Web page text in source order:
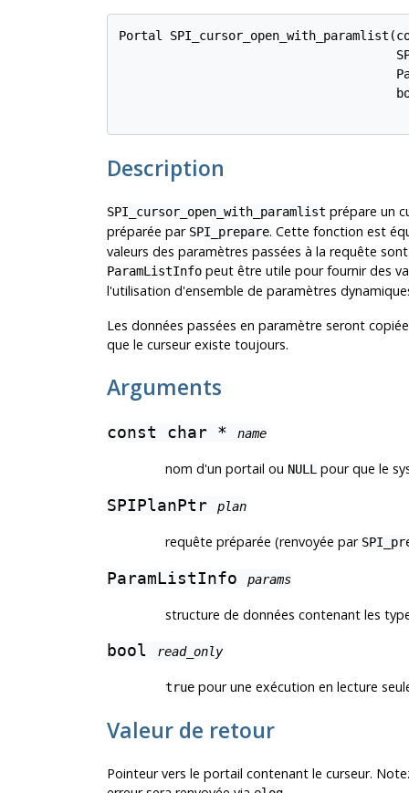
Portal
Description
SPI_cursor_open_with_paramlist prépare un
préparée par SPI_prepare. Cette fonction est
valeurs des paramètres passées à la requête
ParamListInfopeut être utile pour fournir des
l'utilisation d'ensemble de paramètres
Les données passées en paramètre seront
que le curseur existe toujours.
Arguments
const char * name
nom d'un portail ou NULL pour que le
SPIPlanPtr plan
requête préparée (renvoyée par
ParamListInfo params
structure de données contenant les
bool read_only
truepour une exécution en lecture
Valeur de retour
Pointeur vers le portail contenant le curseur.